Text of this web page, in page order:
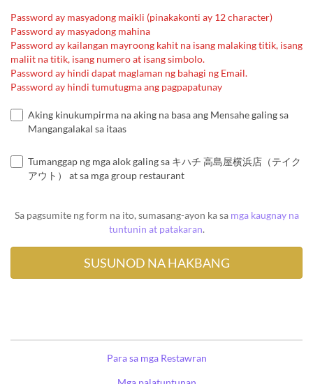
Password ay masyadong maikli (pinakakonti ay 12 character)
Password ay masyadong mahina
Password ay kailangan mayroong kahit na isang malaking titik, isang
maliit na titik, isang numero at isang simbolo.
Password ay hindi dapat maglaman ng bahagi ng Email.
Password ay hindi tumutugma ang pagpapatunay
Aking kinukumpirma na aking na basa ang Mensahe galing sa
Mangangalakal sa itaas
Tumanggap ng mga alok galing sa キハチ 高島屋横浜店（テイク
アウト） at sa mga group restaurant
Sa pagsumite ng form na ito, sumasang-ayon ka sa mga kaugnay na
tuntunin at patakaran.
Para sa mga Restawran